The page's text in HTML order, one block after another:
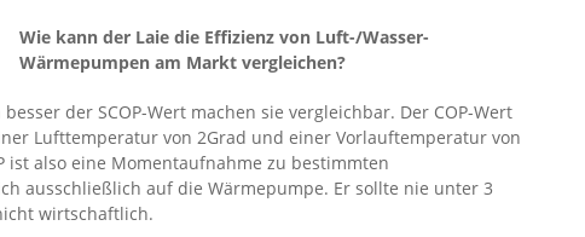
Wie kann der Laie die Effizienz von Luft-/Wasser-
Wärmepumpen am Markt vergleichen?
der SCOP-Wert machen sie vergleichbar. Der COP-Wert
Lufttemperatur von 2Grad und einer Vorlauftemperatur von
ist also eine Momentaufnahme zu bestimmten
ausschließlich auf die Wärmepumpe. Er sollte nie unter 3
wirtschaftlich.